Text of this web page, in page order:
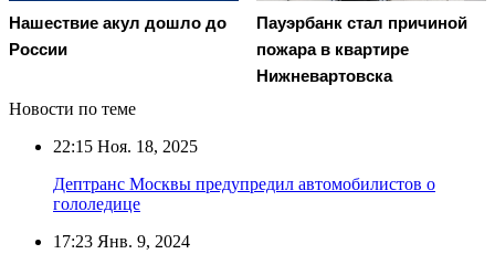
Нашествие акул дошло до
России
Пауэрбанк стал причиной
пожара в квартире
Нижневартовска
Новости по теме
22:15 Ноя. 18, 2025
Дептранс Москвы предупредил автомобилистов о
гололедице
17:23 Янв. 9, 2024